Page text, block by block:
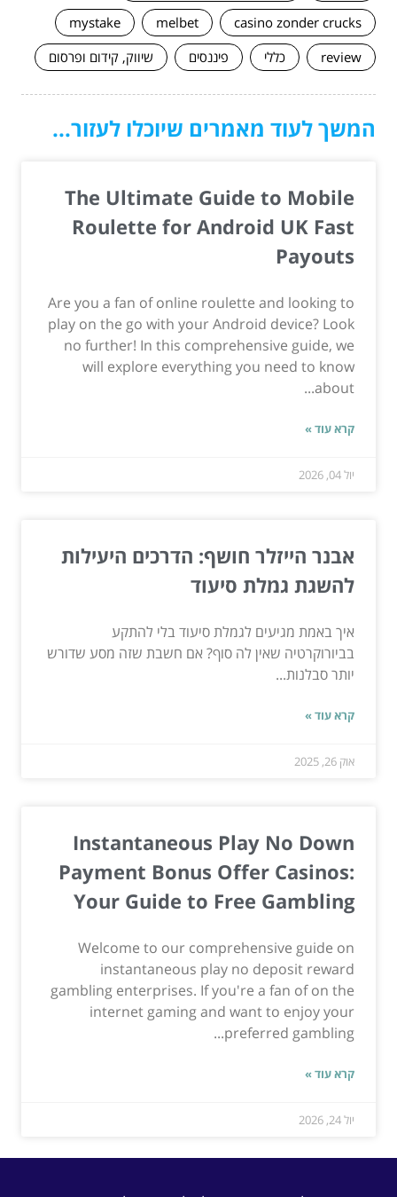
casino zonder crucks
melbet
mystake
review
כללי פיננסים שיווק, קידום ופרסום
המשך לעוד מאמרים שיוכלו לעזור...
The Ultimate Guide to Mobile
Roulette for Android UK Fast
Payouts
Are you a fan of online roulette and looking to
play on the go with your Android device? Look
no further! In this comprehensive guide, we
will explore everything you need to know
about...
קרא עוד »
יול 04, 2026
אבנר הייזלר חושף: הדרכים היעילות
להשגת גמלת סיעוד
איך באמת מגיעים לגמלת סיעוד בלי להתקע
בביורוקרטיה שאין לה סוף? אם חשבת שזה מסע שדורש
יותר סבלנות...
קרא עוד »
אוק 26, 2025
Instantaneous Play No Down
Payment Bonus Offer Casinos:
Your Guide to Free Gambling
Welcome to our comprehensive guide on
instantaneous play no deposit reward
gambling enterprises. If you're a fan of on the
internet gaming and want to enjoy your
preferred gambling...
קרא עוד »
יול 24, 2026